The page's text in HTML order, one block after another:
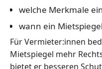
welche Merkmale
wann ein
Für Vermieter:innen
Mietspiegel mehr
bietet er besseren